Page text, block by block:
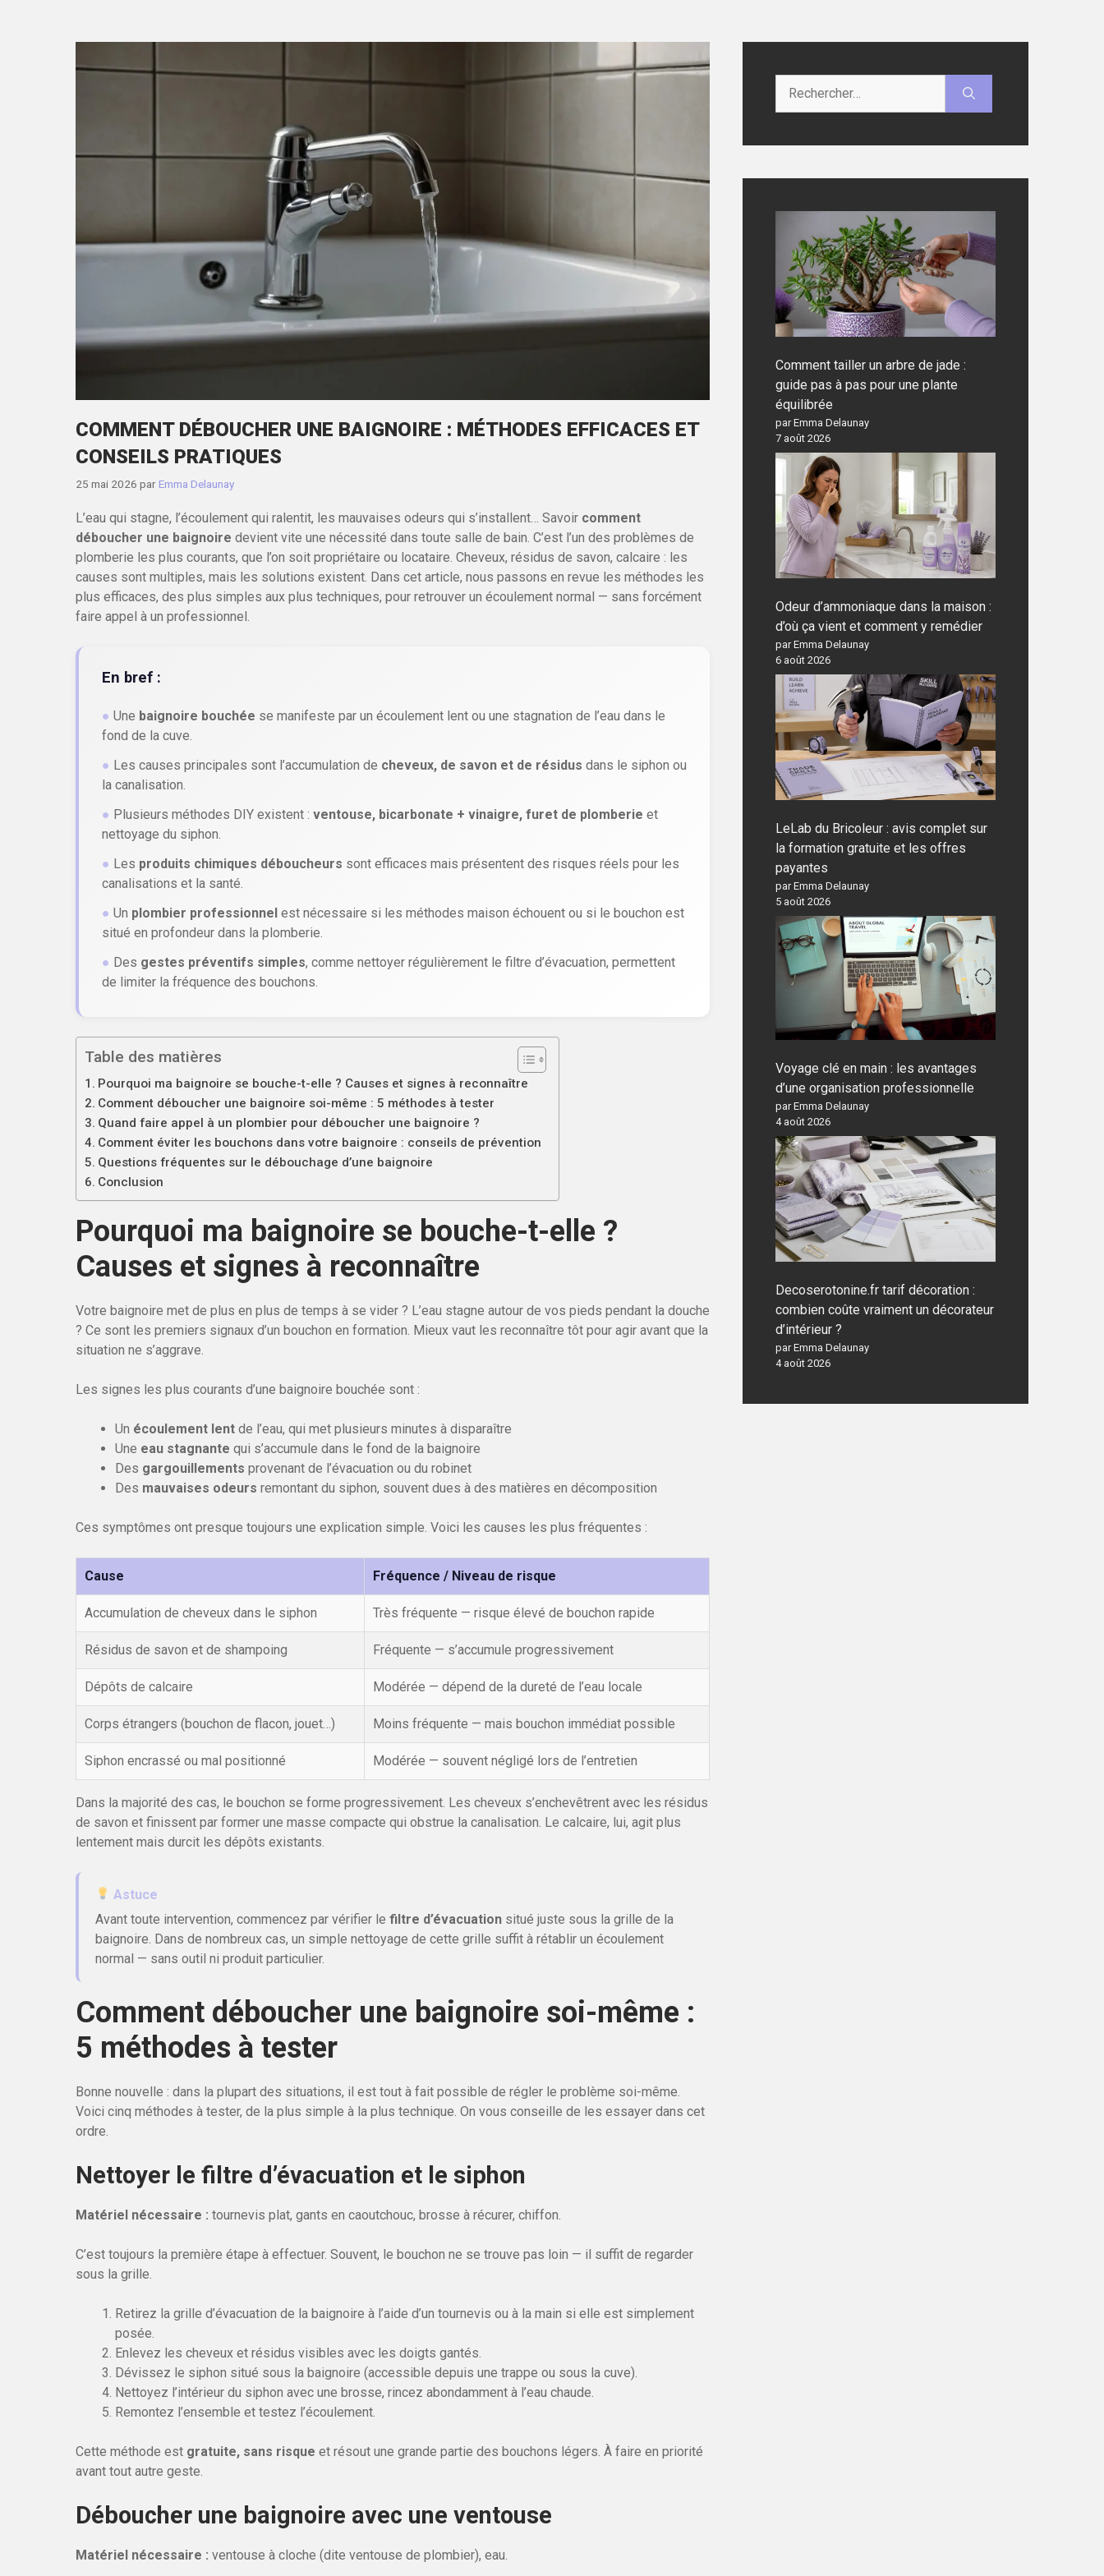
COMMENT DÉBOUCHER UNE BAIGNOIRE : MÉTHODES EFFICACES ET
CONSEILS PRATIQUES
25 mai 2026 par Emma Delaunay
L’eau qui stagne, l’écoulement qui ralentit, les mauvaises odeurs qui s’installent… Savoir comment
déboucher une baignoire devient vite une nécessité dans toute salle de bain. C’est l’un des problèmes de
plomberie les plus courants, que l’on soit propriétaire ou locataire. Cheveux, résidus de savon, calcaire : les
causes sont multiples, mais les solutions existent. Dans cet article, nous passons en revue les méthodes les
plus efficaces, des plus simples aux plus techniques, pour retrouver un écoulement normal — sans forcément
faire appel à un professionnel.
En bref :
● Une baignoire bouchée se manifeste par un écoulement lent ou une stagnation de l’eau dans le
fond de la cuve.
● Les causes principales sont l’accumulation de cheveux, de savon et de résidus dans le siphon ou
la canalisation.
● Plusieurs méthodes DIY existent : ventouse, bicarbonate + vinaigre, furet de plomberie et
nettoyage du siphon.
● Les produits chimiques déboucheurs sont efficaces mais présentent des risques réels pour les
canalisations et la santé.
● Un plombier professionnel est nécessaire si les méthodes maison échouent ou si le bouchon est
situé en profondeur dans la plomberie.
● Des gestes préventifs simples, comme nettoyer régulièrement le filtre d’évacuation, permettent
de limiter la fréquence des bouchons.
Table des matières
Pourquoi ma baignoire se bouche-t-elle ? Causes et signes à reconnaître
Comment déboucher une baignoire soi-même : 5 méthodes à tester
Quand faire appel à un plombier pour déboucher une baignoire ?
Comment éviter les bouchons dans votre baignoire : conseils de prévention
Questions fréquentes sur le débouchage d’une baignoire
Conclusion
Pourquoi ma baignoire se bouche-t-elle ?
Causes et signes à reconnaître
Votre baignoire met de plus en plus de temps à se vider ? L’eau stagne autour de vos pieds pendant la douche
? Ce sont les premiers signaux d’un bouchon en formation. Mieux vaut les reconnaître tôt pour agir avant que la
situation ne s’aggrave.
Les signes les plus courants d’une baignoire bouchée sont :
Un écoulement lent de l’eau, qui met plusieurs minutes à disparaître
Une eau stagnante qui s’accumule dans le fond de la baignoire
Des gargouillements provenant de l’évacuation ou du robinet
Des mauvaises odeurs remontant du siphon, souvent dues à des matières en décomposition
Ces symptômes ont presque toujours une explication simple. Voici les causes les plus fréquentes :
Cause Fréquence / Niveau de risque
Accumulation de cheveux dans le siphon Très fréquente — risque élevé de bouchon rapide
Résidus de savon et de shampoing Fréquente — s’accumule progressivement
Dépôts de calcaire Modérée — dépend de la dureté de l’eau locale
Corps étrangers (bouchon de flacon, jouet…) Moins fréquente — mais bouchon immédiat possible
Siphon encrassé ou mal positionné Modérée — souvent négligé lors de l’entretien
Dans la majorité des cas, le bouchon se forme progressivement. Les cheveux s’enchevêtrent avec les résidus
de savon et finissent par former une masse compacte qui obstrue la canalisation. Le calcaire, lui, agit plus
lentement mais durcit les dépôts existants.
Astuce
Avant toute intervention, commencez par vérifier le filtre d’évacuation situé juste sous la grille de la
baignoire. Dans de nombreux cas, un simple nettoyage de cette grille suffit à rétablir un écoulement
normal — sans outil ni produit particulier.
Comment déboucher une baignoire soi-même :
5 méthodes à tester
Bonne nouvelle : dans la plupart des situations, il est tout à fait possible de régler le problème soi-même.
Voici cinq méthodes à tester, de la plus simple à la plus technique. On vous conseille de les essayer dans cet
ordre.
Nettoyer le filtre d’évacuation et le siphon
Matériel nécessaire : tournevis plat, gants en caoutchouc, brosse à récurer, chiffon.
C’est toujours la première étape à effectuer. Souvent, le bouchon ne se trouve pas loin — il suffit de regarder
sous la grille.
Retirez la grille d’évacuation de la baignoire à l’aide d’un tournevis ou à la main si elle est simplement
posée.
Enlevez les cheveux et résidus visibles avec les doigts gantés.
Dévissez le siphon situé sous la baignoire (accessible depuis une trappe ou sous la cuve).
Nettoyez l’intérieur du siphon avec une brosse, rincez abondamment à l’eau chaude.
Remontez l’ensemble et testez l’écoulement.
Cette méthode est gratuite, sans risque et résout une grande partie des bouchons légers. À faire en priorité
avant tout autre geste.
Déboucher une baignoire avec une ventouse
Matériel nécessaire : ventouse à cloche (dite ventouse de plombier), eau.
Comment tailler un arbre de jade :
guide pas à pas pour une plante
équilibrée
par Emma Delaunay
7 août 2026
Odeur d’ammoniaque dans la maison :
d’où ça vient et comment y remédier
par Emma Delaunay
6 août 2026
LeLab du Bricoleur : avis complet sur
la formation gratuite et les offres
payantes
par Emma Delaunay
5 août 2026
Voyage clé en main : les avantages
d’une organisation professionnelle
par Emma Delaunay
4 août 2026
Decoserotonine.fr tarif décoration :
combien coûte vraiment un décorateur
d’intérieur ?
par Emma Delaunay
4 août 2026